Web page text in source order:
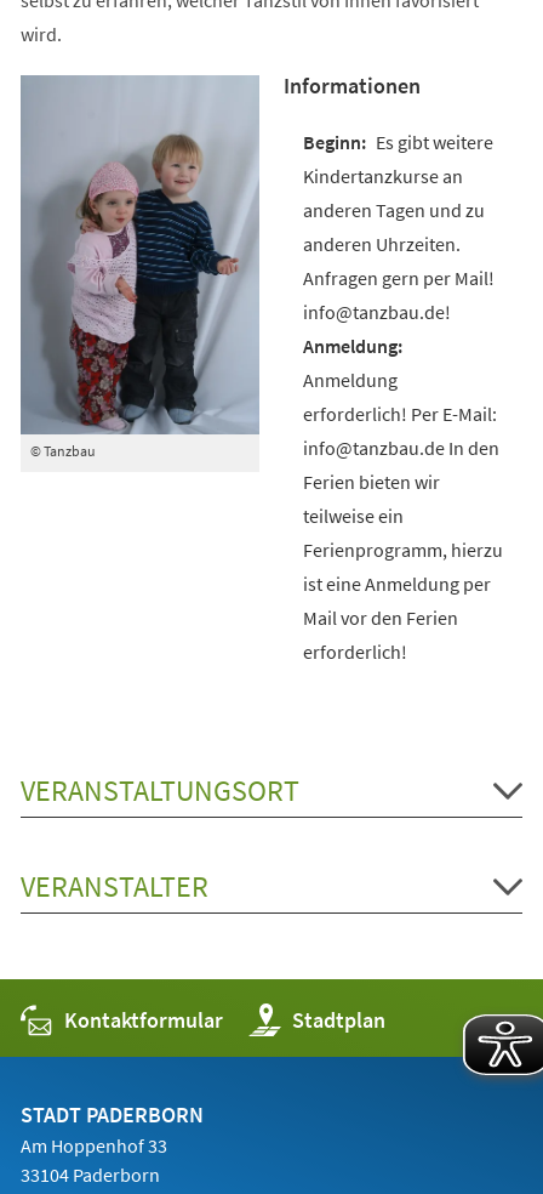
wird.
© Tanzbau
Informationen
Es gibt weitere
Kindertanzkurse an
anderen Tagen und zu
anderen Uhrzeiten.
Anfragen gern per Mail!
info@tanzbau.de!
Anmeldung
erforderlich! Per E-Mail:
info@tanzbau.de In den
Ferien bieten wir
teilweise ein
Ferienprogramm, hierzu
ist eine Anmeldung per
Mail vor den Ferien
erforderlich!
VERANSTALTUNGSORT
VERANSTALTER
Kontaktformular Stadtplan
(Öffnet
in
einem
STADT PADERBORN
Am Hoppenhof 33
33104 Paderborn